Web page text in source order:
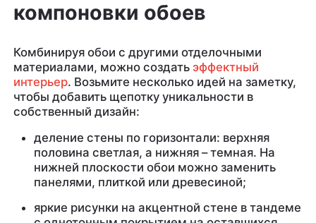
компоновки обоев
Комбинируя обои с другими отделочными
материалами, можно создать эффектный
интерьер. Возьмите несколько идей на заметку,
чтобы добавить щепотку уникальности в
собственный дизайн:
деление стены по горизонтали: верхняя
половина светлая, а нижняя – темная. На
нижней плоскости обои можно заменить
панелями, плиткой или древесиной;
яркие рисунки на акцентной стене в тандеме